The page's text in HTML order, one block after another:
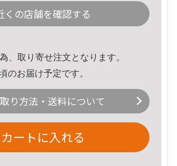
くの店舗を確認する
、取り寄せ注文となります。
のお届け予定です。
り方法・送料について
カートに入れる